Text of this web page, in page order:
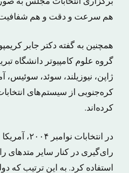
هم سرعت و دقت و هم شفافیت
همچنین به گفته دکتر جابر
گروه علوم کامپیوتر دانشگاه
ژاپن، نیوزیلند، سوئد، سوئیس،
کره‌جنوبی از سیستم‌های
کرده‌اند.
در انتخابات
رای‌گیری در کنار سایر متدهای
استفاده کرد. به این ترتیب که